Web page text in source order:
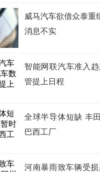
威马汽车欲借众泰重
消息不实
智能网联汽车准入
管提上日程
全球半导体短缺 丰
巴西工厂
河南暴雨致车辆受